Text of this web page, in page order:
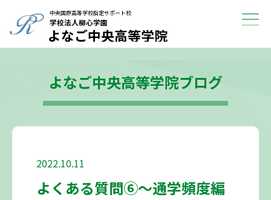
中央国際高等学校指定サポート校
学校法人柳心学園
よなご中央高等学院
学校紹介
進路に迷っている方へ
よくある質問
よなご中央高等学院ブログ
2022.10.11
よくある質問⑥～通学頻度編